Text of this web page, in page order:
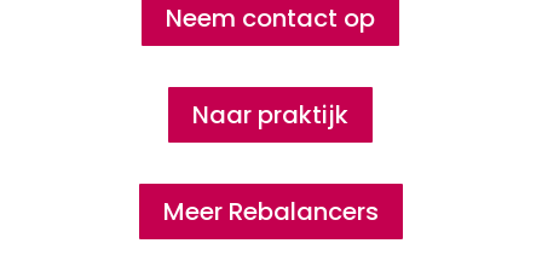
Neem contact op
Naar praktijk
Meer Rebalancers